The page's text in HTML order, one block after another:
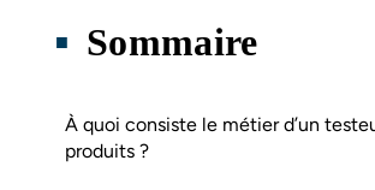
Sommaire
À quoi consiste le métier d’un
produits ?